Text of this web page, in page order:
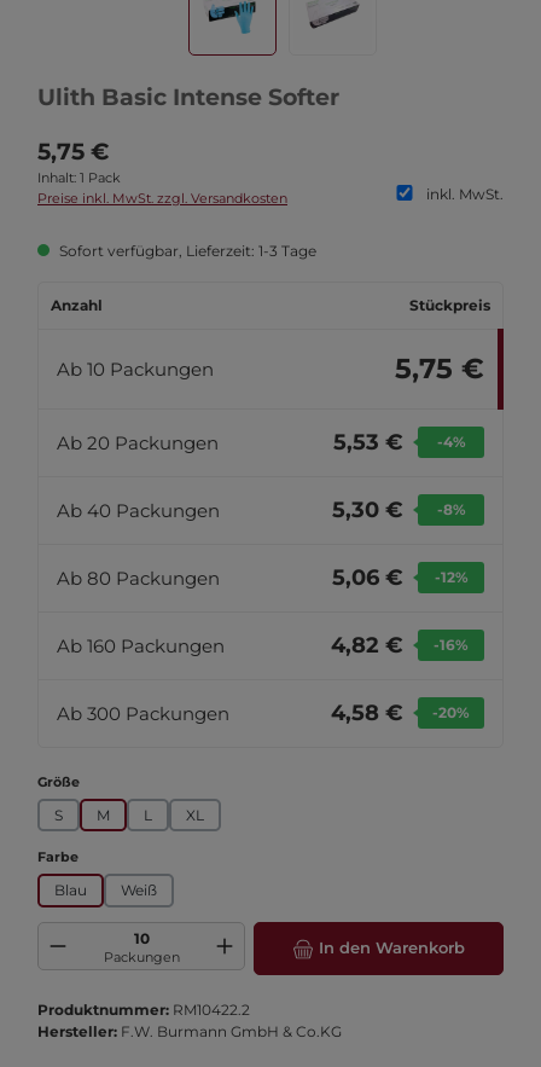
Ulith Basic Intense Softer
5,75 €
Inhalt: 1 Pack
inkl. MwSt.
Preise inkl. MwSt. zzgl. Versandkosten
Sofort verfügbar, Lieferzeit: 1-3 Tage
Anzahl Stückpreis
Ab 10 Packungen 5,75 €
Ab 20 Packungen 5,53 € -4%
Ab 40 Packungen 5,30 € -8%
Ab 80 Packungen 5,06 € -12%
Ab 160 Packungen 4,82 € -16%
Ab 300 Packungen 4,58 € -20%
Größeauswählen
S M L XL
Farbeauswählen
Blau Weiß
Produkt Anzahl: Gib den gewünschten Wert ein oder benutze die
Packungen
In den Warenkorb
Produktnummer: RM10422.2
Hersteller: F.W. Burmann GmbH & Co.KG